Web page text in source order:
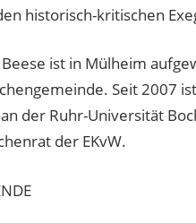
historisch-kritischen
ist in Mülheim
Seit 2007
der Ruhr-Universität
der EKvW.